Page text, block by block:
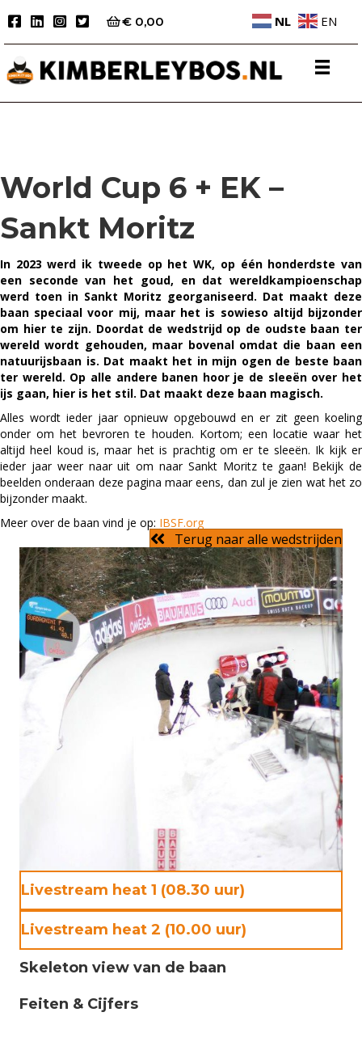
€ 0,00 NL EN
World Cup 6 + EK –
Sankt Moritz
In 2023 werd ik tweede op het WK, op één honderdste van
een seconde van het goud, en dat wereldkampioenschap
werd toen in Sankt Moritz georganiseerd. Dat maakt deze
baan speciaal voor mij, maar het is sowieso altijd bijzonder
om hier te zijn. Doordat de wedstrijd op de oudste baan ter
wereld wordt gehouden, maar bovenal omdat die baan een
natuurijsbaan is. Dat maakt het in mijn ogen de beste baan
ter wereld. Op alle andere banen hoor je de sleeën over het
ijs gaan, hier is het stil. Dat maakt deze baan magisch.
Alles wordt ieder jaar opnieuw opgebouwd en er zit geen koeling
onder om het bevroren te houden. Kortom; een locatie waar het
altijd heel koud is, maar het is prachtig om er te sleeën. Ik kijk er
ieder jaar weer naar uit om naar Sankt Moritz te gaan! Bekijk de
beelden onderaan deze pagina maar eens, dan zul je zien wat het zo
bijzonder maakt.
Meer over de baan vind je op: IBSF.org
Terug naar alle wedstrijden
Livestream heat 1 (08.30 uur)
Livestream heat 2 (10.00 uur)
Skeleton view van de baan
Feiten & Cijfers